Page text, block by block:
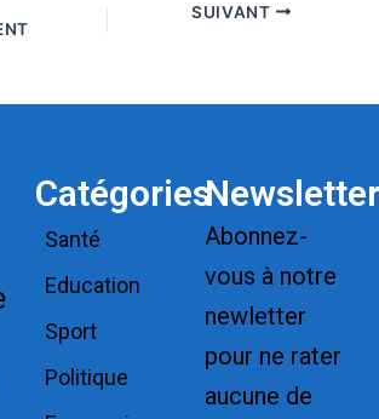
SUIVANT
Catégories
Santé
Education
Sport
Politique
Newsletter
Abonnez-
vous à notre
newletter
pour ne rater
aucune de